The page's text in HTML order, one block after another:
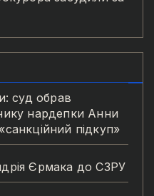
суд обрав
нардепки Анни
підкуп»
Єрмака до СЗРУ